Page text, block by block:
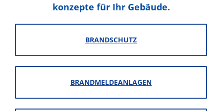
konzepte für Ihr Gebäude.
BRANDSCHUTZ
BRANDMELDEANLAGEN